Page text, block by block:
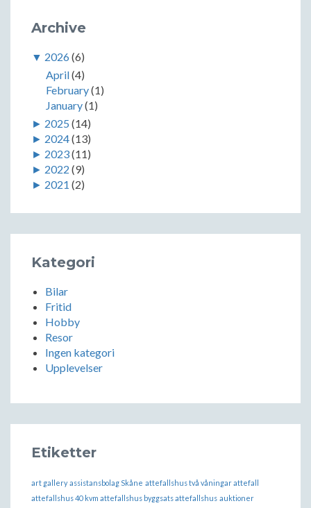
Archive
▼ 2026(6)
April(4)
February(1)
January(1)
► 2025 (14)
► 2024(13)
► 2023(11)
► 2022 (9)
► 2021 (2)
Kategori
Bilar
Fritid
Hobby
Resor
Ingen kategori
Upplevelser
Etiketter
art gallery assistansbolag Skåne attefallshus två våningar attefall
attefallshus 40 kvm attefallshus byggsats attefallshus auktioner